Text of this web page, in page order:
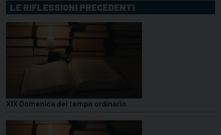
LE RIFLESSIONI PRECEDENTI
XIX Domenica del tempo ordinario